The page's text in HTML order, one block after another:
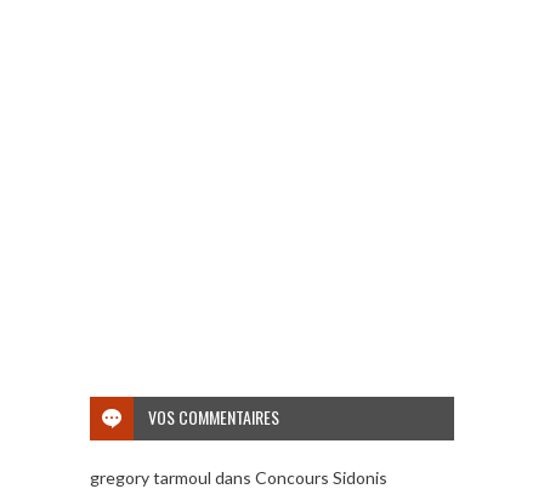
VOS COMMENTAIRES
gregory tarmoul dans Concours Sidonis